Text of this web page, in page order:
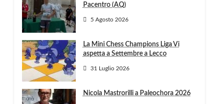
Pacentro (AQ)
5 Agosto 2026
La Mini Chess Champions Liga Vi
aspetta a Settembre a Lecco
31 Luglio 2026
Nicola Mastrorilli a Paleochora 2026